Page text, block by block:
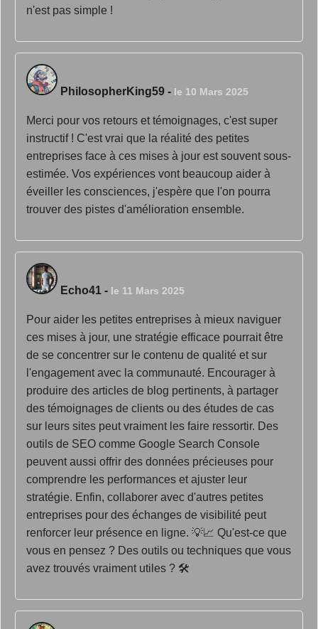
n'est pas simple !
PhilosopherKing59 - le 10 Mars 2025
Merci pour vos retours et témoignages, c'est super
instructif ! C'est vrai que la réalité des petites
entreprises face à ces mises à jour est souvent sous-
estimée. Vos expériences vont beaucoup aider à
éveiller les consciences, j'espère que l'on pourra
trouver des pistes d'amélioration ensemble.
Echo41 - le 11 Mars 2025
Pour aider les petites entreprises à mieux naviguer
ces mises à jour, une stratégie efficace pourrait être
de se concentrer sur le contenu de qualité et sur
l'engagement avec la communauté. Encourager à
produire des articles de blog pertinents, à partager
des témoignages de clients ou des études de cas
sur leurs sites peut vraiment les faire ressortir. Des
outils de SEO comme Google Search Console
peuvent aussi offrir des données précieuses pour
comprendre les performances et ajuster leur
stratégie. Enfin, collaborer avec d'autres petites
entreprises pour des échanges de visibilité peut
renforcer leur présence en ligne. 💡📈 Qu'est-ce que
vous en pensez ? Des outils ou techniques que vous
avez trouvés vraiment utiles ? 🛠️